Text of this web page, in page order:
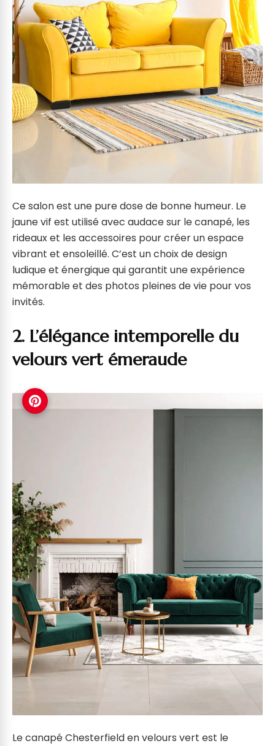
Ce salon est une pure dose de bonne humeur. Le
jaune vif est utilisé avec audace sur le canapé, les
rideaux et les accessoires pour créer un espace
vibrant et ensoleillé. C’est un choix de design
ludique et énergique qui garantit une expérience
mémorable et des photos pleines de vie pour vos
invités.
2. L’élégance intemporelle du
velours vert émeraude
Le canapé Chesterfield en velours vert est le